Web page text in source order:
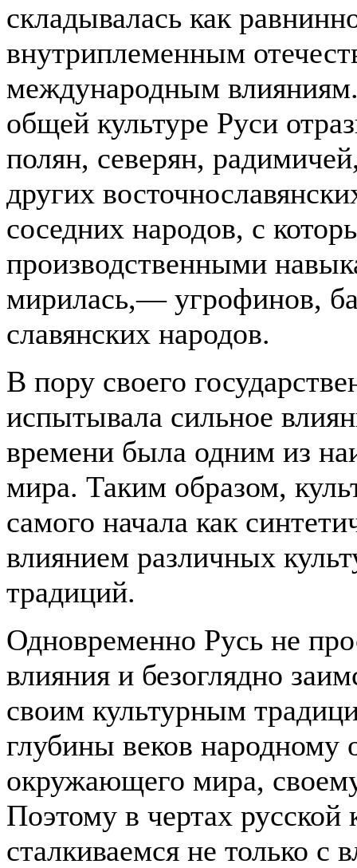
складывалась как
внутриплеменным
международным
общей культуре Руси
полян, северян,
других
соседних народов, с
производственными
мирилась,—угрофинов,
славянских народов.
В пору своего
испытывала сильное
времени была одним из
мира. Таким образом,
самого начала как
влиянием различных
традиций.
Одновременно Русь не
влияния и безоглядно
своим культурным
глубины веков
окружающего мира,
Поэтому в чертах
сталкиваемся не только с